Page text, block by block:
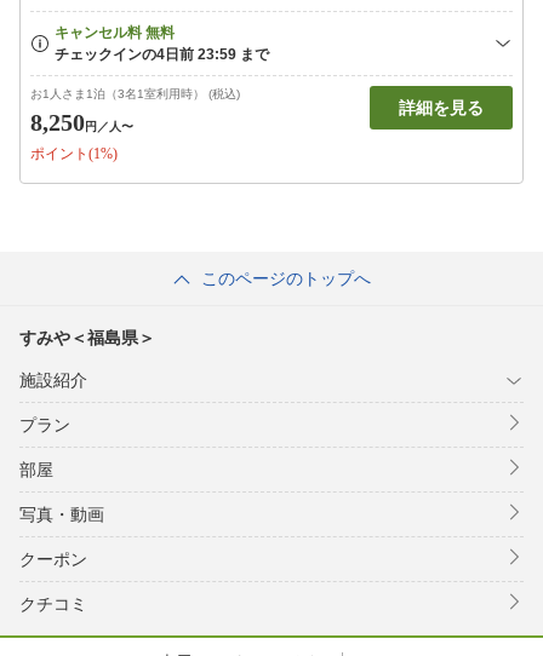
お1人さま1泊（3名1室利用時） (税込)
8,250円 ／人〜
ポイント(1%)
詳細を見る
このページのトップへ
すみや＜福島県＞
施設紹介
プラン
部屋
写真・動画
クーポン
クチコミ